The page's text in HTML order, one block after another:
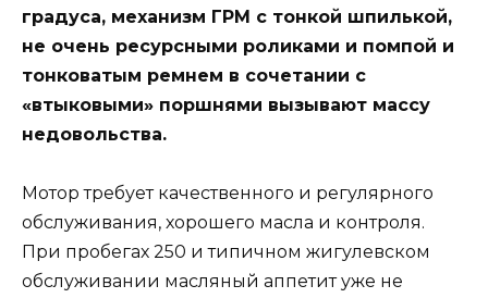
градуса, механизм ГРМ с тонкой шпилькой,
не очень ресурсными роликами и помпой и
тонковатым ремнем в сочетании с
«втыковыми» поршнями вызывают массу
недовольства.
Мотор требует качественного и регулярного
обслуживания, хорошего масла и контроля.
При пробегах 250 и типичном жигулевском
обслуживании масляный аппетит уже не